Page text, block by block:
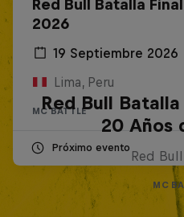
Red Bull Batalla
2026
19 Septiembre 2026
Lima, Peru
MC BATTLE
Próximo evento
Red Bull
20 Años
Red
MC